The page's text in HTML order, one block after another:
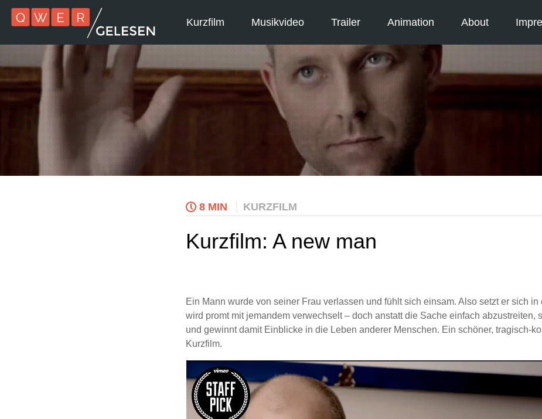
Kurzfilm Musikvideo Trailer Animation About
8 MIN KURZFILM
Kurzfilm: A new man
Ein Mann wurde von seiner Frau verlassen und fühlt sich einsam. Also setzt er sich in
wird promt mit jemandem verwechselt – doch anstatt die Sache einfach abzustreiten,
und gewinnt damit Einblicke in die Leben anderer Menschen. Ein schöner, tragisch-
Kurzfilm.